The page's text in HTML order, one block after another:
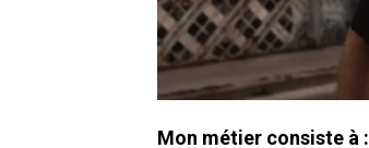
Mon métier consiste à :